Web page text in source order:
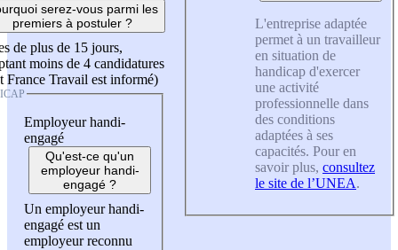
serez-vous parmi les
premiers à postuler ?
de plus de 15 jours,
moins de 4 candidatures
France Travail est informé)
Employeur handi-
engagé
Qu'est-ce qu'un
employeur handi-
engagé ?
Un employeur handi-
engagé est un
employeur reconnu
L'entreprise adaptée
permet à un travailleur
en situation de
handicap d'exercer
une activité
professionnelle dans
des conditions
adaptées à ses
capacités. Pour en
savoir plus, consultez
le site de l’UNEA.